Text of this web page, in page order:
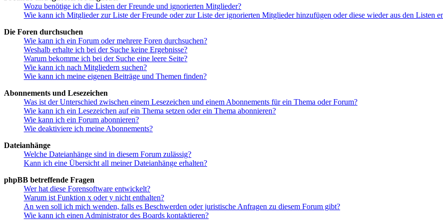
Wozu benötige ich die Listen der Freunde und ignorierten Mitglieder?
Wie kann ich Mitglieder zur Liste der Freunde oder zur Liste der ignorierten Mitglieder hinzufügen oder diese wieder aus den Listen
Die Foren durchsuchen
Wie kann ich ein Forum oder mehrere Foren durchsuchen?
Weshalb erhalte ich bei der Suche keine Ergebnisse?
Warum bekomme ich bei der Suche eine leere Seite?
Wie kann ich nach Mitgliedern suchen?
Wie kann ich meine eigenen Beiträge und Themen finden?
Abonnements und Lesezeichen
Was ist der Unterschied zwischen einem Lesezeichen und einem Abonnements für ein Thema oder Forum?
Wie kann ich ein Lesezeichen auf ein Thema setzen oder ein Thema abonnieren?
Wie kann ich ein Forum abonnieren?
Wie deaktiviere ich meine Abonnements?
Dateianhänge
Welche Dateianhänge sind in diesem Forum zulässig?
Kann ich eine Übersicht all meiner Dateianhänge erhalten?
phpBB betreffende Fragen
Wer hat diese Forensoftware entwickelt?
Warum ist Funktion x oder y nicht enthalten?
An wen soll ich mich wenden, falls es Beschwerden oder juristische Anfragen zu diesem Forum gibt?
Wie kann ich einen Administrator des Boards kontaktieren?